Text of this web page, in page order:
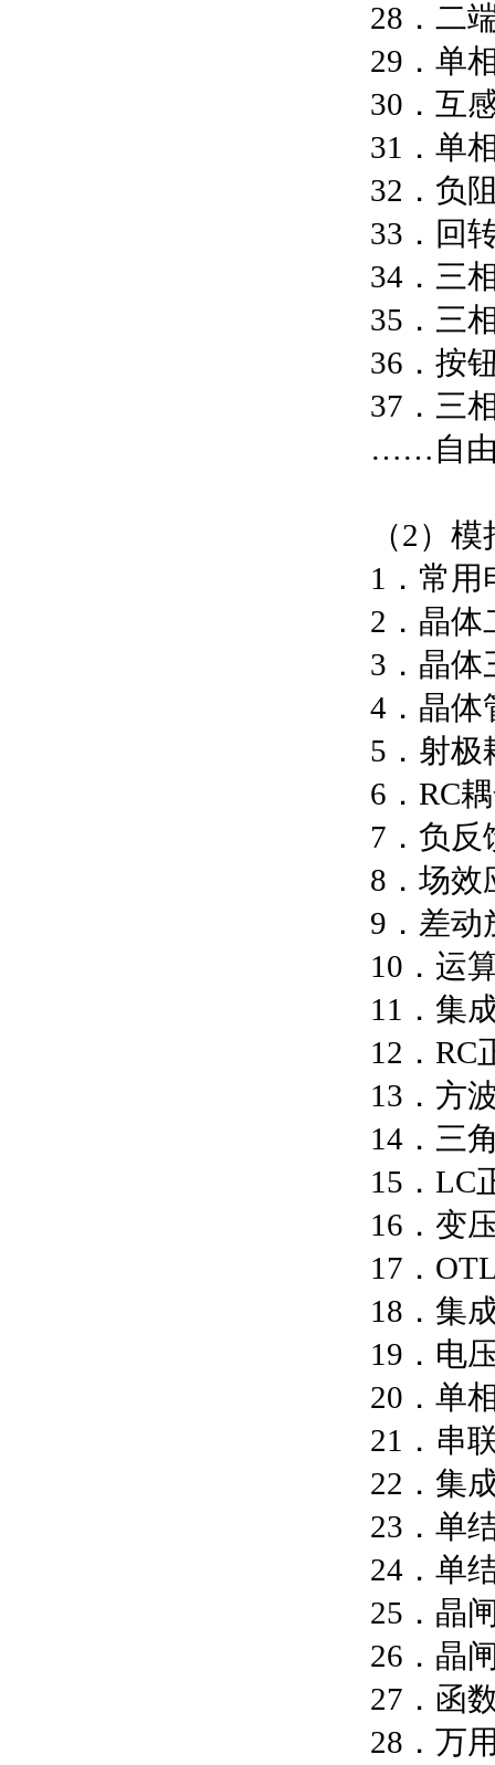
28．二
29．单
30．互
31．单
32．负
33．回
34．三
35．三
36．按
37．三
……自由
（2）
1．常用
2．晶体
3．晶体
4．晶体
5．射极
6．RC
7．负反
8．场效
9．差动
10．运
11．集
12．RC
13．方
14．三
15．LC
16．变
17．
18．集
19．电
20．单
21．串
22．集
23．单
24．单
25．晶
26．晶
27．函
28．万